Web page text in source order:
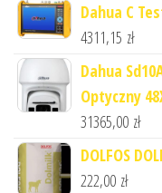
Dahua C
4311,15 zł
Dahua
Optyczny
31365,00 zł
DOLFOS
222,00 zł